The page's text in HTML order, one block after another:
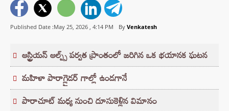
Published Date :May 25, 2026 , 4:14 PM By Venkatesh
ఆస్ట్రియన్ ఆల్ప్స్ పర్వత ప్రాంతంలో జరిగిన ఒక భయానక ఘటన
మహిళా పారాగ్లైడర్ గాల్లో ఉండగానే
పారాచూట్‌ మధ్య నుంచి దూసుకెళ్లిన విమానం